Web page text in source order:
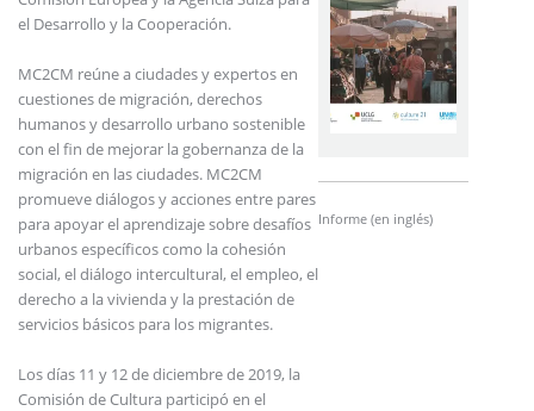
el Desarrollo y la Cooperación.
MC2CM reúne a ciudades y expertos en
cuestiones de migración, derechos
humanos y desarrollo urbano sostenible
con el fin de mejorar la gobernanza de la
migración en las ciudades. MC2CM
promueve diálogos y acciones entre pares
para apoyar el aprendizaje sobre desafíos
urbanos específicos como la cohesión
social, el diálogo intercultural, el empleo, el
derecho a la vivienda y la prestación de
servicios básicos para los migrantes.
Los días 11 y 12 de diciembre de 2019, la
Comisión de Cultura participó en el
Informe (en inglés)